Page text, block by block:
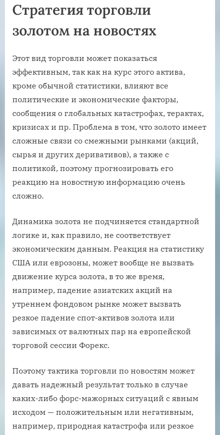
Стратегия торговли
золотом на новостях
Этот вид торговли может показаться
эффективным, так как на курс этого актива,
кроме обычной статистики, влияют все
политические и экономические факторы,
сообщения о глобальных катастрофах, терактах,
кризисах и пр. Проблема в том, что золото имеет
сложные связи со смежными рынками (акций,
сырья и других деривативов), а также с
политикой, поэтому прогнозировать его
реакцию на новостную информацию очень
сложно.
Динамика золота не подчиняется стандартной
логике и, как правило, не соответствует
экономическим данным. Реакция на статистику
США или еврозоны, может вообще не вызвать
движение курса золота, в то же время,
например, падение азиатских акций на
утреннем фондовом рынке может вызвать
резкое падение спот-активов золота или
зависимых от валютных пар на европейской
торговой сессии Форекс.
Поэтому тактика торговли по новостям может
давать надежный результат только в случае
каких-либо форс-мажорных ситуаций с явным
исходом — положительным или негативным,
например, природная катастрофа или резкое